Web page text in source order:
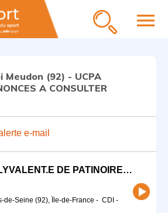
menu
Meudon (92) - UCPA
A CONSULTER
e-mail
EMPLOYE.E POLYVALENT.E DE PATINOIRE (H/F)
de-Seine (92), Île-de-France - CDI -